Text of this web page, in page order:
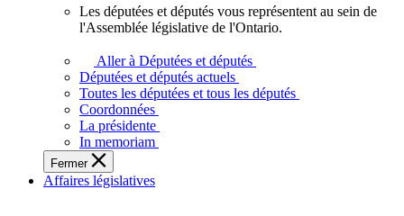
députés
vous
représentent
sein
de
l'Assemblée
législative
Les députées et députés vous représentent au sein de
l'Assemblée législative de l'Ontario.
Aller à Députées et députés
Députées et députés actuels
Toutes les députées et tous les députés
Coordonnées
La présidente
In memoriam
Fermer
Affaires législatives